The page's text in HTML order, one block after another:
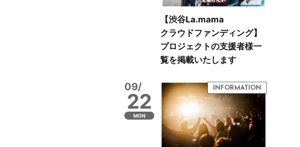
【渋谷La.mama
クラウドファンディング】
プロジェクトの支援者様一
覧を掲載いたします
09/
22
MON